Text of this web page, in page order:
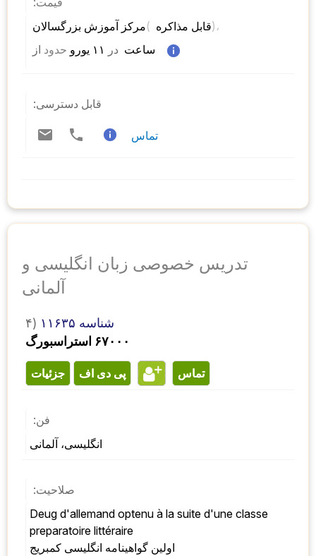
مرکز آموزش بزرگسالان ( قابل مذاکره )،
از حدود در ساعت
قابل دسترسی:
تماس
تدریس خصوصی زبان انگلیسی و
آلمانی
۴)
شناسه ۱۱۶۳۵
۶۷۰۰۰ استراسبورگ
جزئیات پی دی اف تماس
فن:
انگلیسی، آلمانی
صلاحیت:
Deug d'allemand optenu à la suite d'une classe
اولین گواهینامه انگلیسی کمبریج